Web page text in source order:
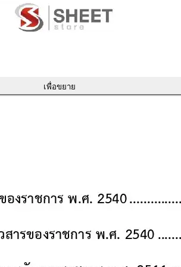
เพื่อขยาย